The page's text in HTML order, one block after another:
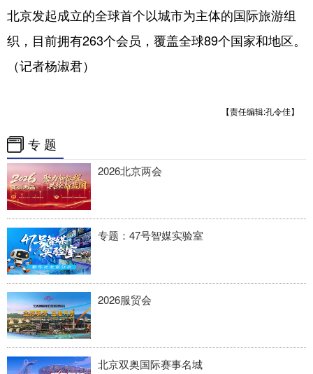
北京发起成立的全球首个以城市为主体的国际旅游组
织，目前拥有263个会员，覆盖全球89个国家和地区。
（记者杨淑君）
【责任编辑:孔令佳】
专 题
2026北京两会
专题：47号智媒实验室
2026服贸会
北京双奥国际赛事名城